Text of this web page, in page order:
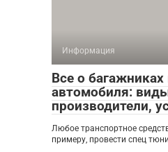
Информация
Все о
автомобиля:
производители,
Любое транспортное
примеру, провести спец